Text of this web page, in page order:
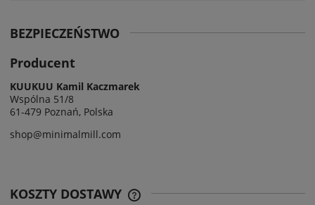
BEZPIECZEŃSTWO
Producent
KUUKUU Kamil Kaczmarek
Wspólna 51/8
61-479 Poznań, Polska
shop@minimalmill.com
KOSZTY DOSTAWY